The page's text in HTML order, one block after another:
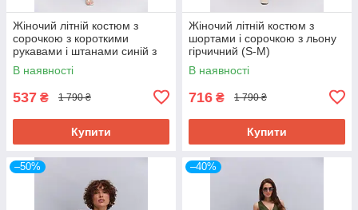
Жіночий літній костюм з
сорочкою з короткими
рукавами і штанами синій з
абстракцією (S-M)
В наявності
537 ₴ 1 790 ₴
Купити
Жіночий літній костюм з
шортами і сорочкою з льону
гірчичний (S-M)
В наявності
716 ₴ 1 790 ₴
Купити
–50% –40%